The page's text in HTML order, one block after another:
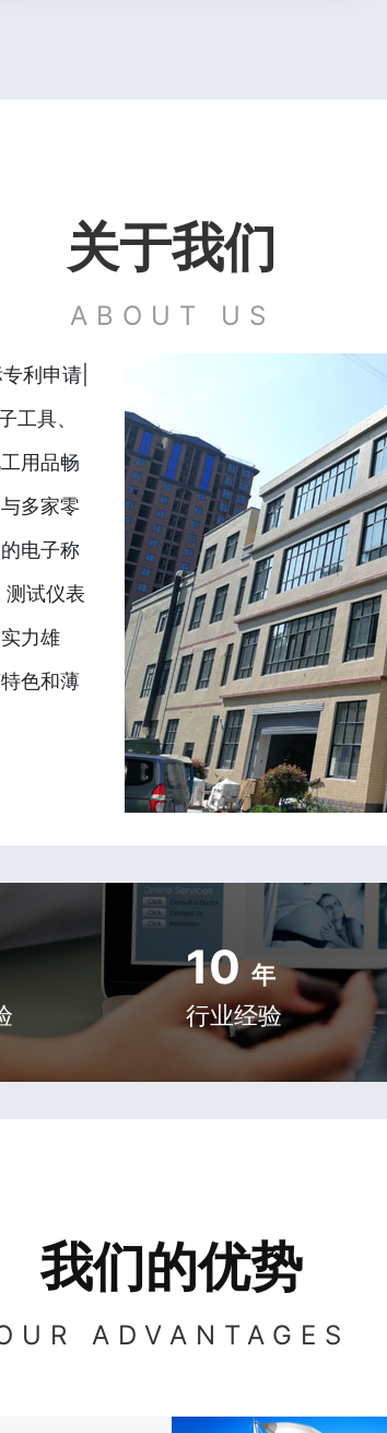
关于我们
ABOUT US
利申请|
工具、
用品畅
多家零
电子称
测试仪表
力雄
色和薄
10 年
行业经验
我们的优势
ADVANTAGES